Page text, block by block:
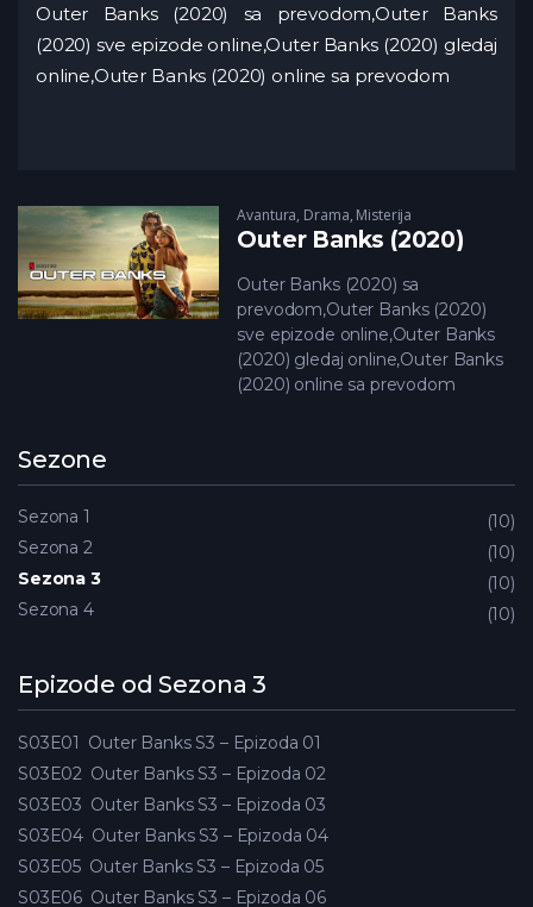
Outer Banks (2020) sa prevodom,Outer Banks
(2020) sve epizode online,Outer Banks (2020) gledaj
online,Outer Banks (2020) online sa prevodom
Avantura, Drama, Misterija
Outer Banks (2020)
Outer Banks (2020) sa
prevodom,Outer Banks (2020)
sve epizode online,Outer Banks
(2020) gledaj online,Outer Banks
(2020) online sa prevodom
Sezone
Sezona 1
10
Sezona 2
10
Sezona 3
10
Sezona 4
10
Epizode od Sezona 3
S03E01 Outer Banks S3 – Epizoda 01
S03E02 Outer Banks S3 – Epizoda 02
S03E03 Outer Banks S3 – Epizoda 03
S03E04 Outer Banks S3 – Epizoda 04
S03E05 Outer Banks S3 – Epizoda 05
S03E06 Outer Banks S3 – Epizoda 06